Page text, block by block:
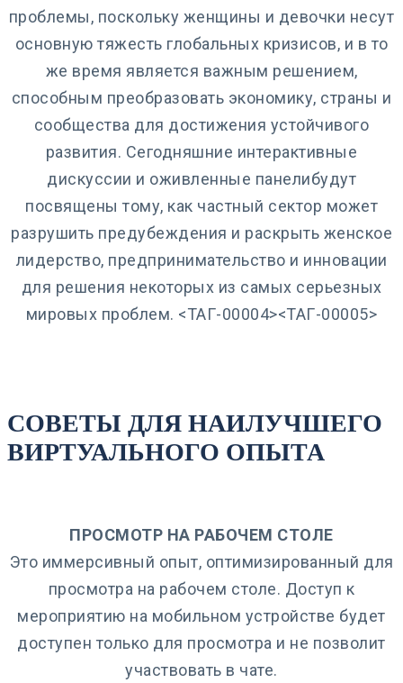
проблемы, поскольку женщины и девочки несут
основную тяжесть глобальных кризисов, и в то
же время является важным решением,
способным преобразовать экономику, страны и
сообщества для достижения устойчивого
развития. Сегодняшние интерактивные
дискуссии и оживленные панелибудут
посвящены тому, как частный сектор может
разрушить предубеждения и раскрыть женское
лидерство, предпринимательство и инновации
для решения некоторых из самых серьезных
мировых проблем. <ТАГ-00004><ТАГ-00005>
СОВЕТЫ ДЛЯ НАИЛУЧШЕГО
ВИРТУАЛЬНОГО ОПЫТА
ПРОСМОТР НА РАБОЧЕМ СТОЛЕ
Это иммерсивный опыт, оптимизированный для
просмотра на рабочем столе. Доступ к
мероприятию на мобильном устройстве будет
доступен только для просмотра и не позволит
участвовать в чате.